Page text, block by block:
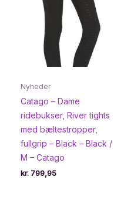
Nyheder
Catago – Dame
ridebukser, River tights
med bæltestropper,
fullgrip – Black – Black /
M – Catago
kr. 799,95